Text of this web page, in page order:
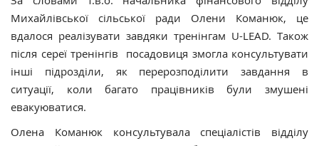
Михайлівської сільської ради Олени Команюк, це
вдалося реалізувати завдяки тренінгам U-LEAD. Також
після сереї тренінгів посадовиця змогла консультувати
інші підрозділи, як перерозподілити завдання в
ситуації, коли багато працівників були змушені
евакуюватися.
Олена Команюк консультувала спеціалістів відділу